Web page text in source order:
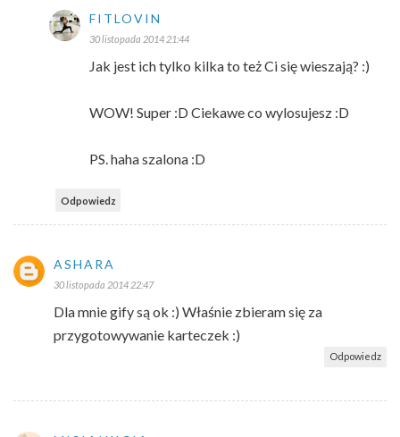
FITLOVIN
30 listopada 2014 21:44
Jak jest ich tylko kilka to też Ci się wieszają? :)
WOW! Super :D Ciekawe co wylosujesz :D
PS. haha szalona :D
Odpowiedz
ASHARA
30 listopada 2014 22:47
Dla mnie gify są ok :) Właśnie zbieram się za
przygotowywanie karteczek :)
Odpowiedz